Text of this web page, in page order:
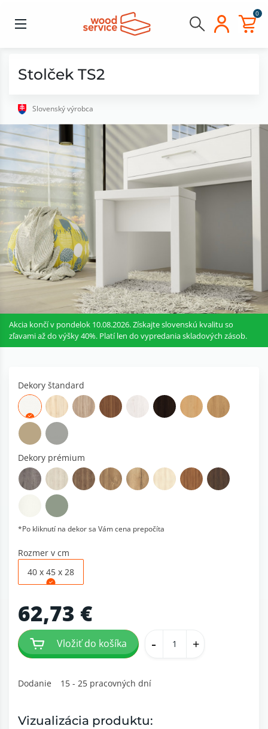
0
Stolček TS2
Slovenský výrobca
Akcia končí v pondelok 10.08.2026. Získajte slovenskú kvalitu so
zľavami až do výšky 40%. Platí len do vypredania skladových zásob.
Rozmer v cm
40 x 45 x 28
Dekory štandard
Dekory prémium
*Po kliknutí na dekor sa Vám cena prepočíta
62,73 €
Vložiť do košíka - +
Dodanie 15 - 25 pracovných dní
Vizualizácia produktu: